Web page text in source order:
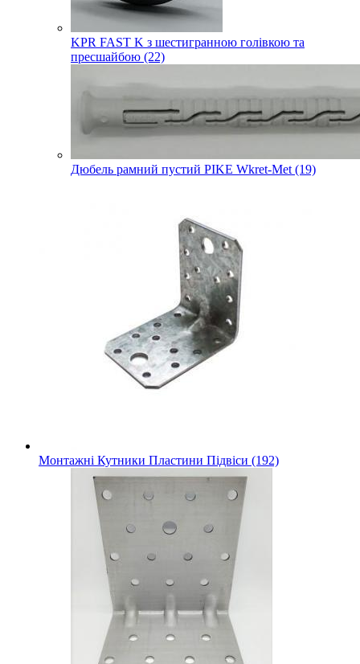
KPR FAST K з шестигранною голівкою та
пресшайбою (22)
Дюбель рамний пустий PIKE Wkret-Met (19)
Монтажні Кутники Пластини Підвіси (192)